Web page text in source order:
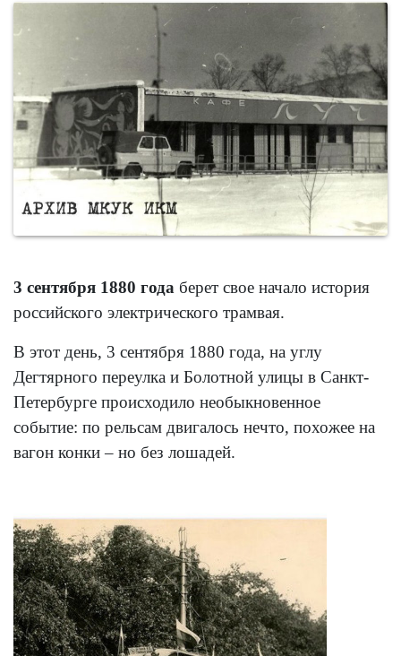
3 сентября 1880 года берет свое начало история
российского электрического трамвая.
В этот день, 3 сентября 1880 года, на углу
Дегтярного переулка и Болотной улицы в Санкт-
Петербурге происходило необыкновенное
событие: по рельсам двигалось нечто, похожее на
вагон конки – но без лошадей.